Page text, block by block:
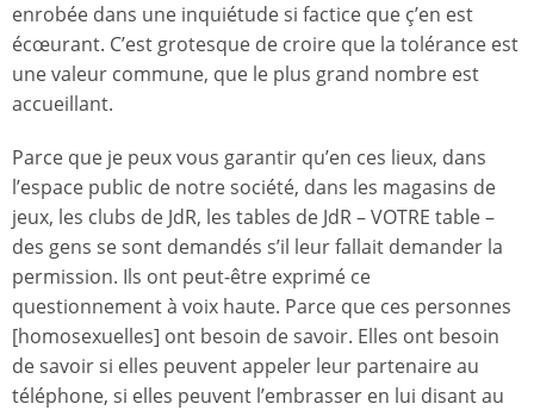
enrobée dans une inquiétude si factice que ç’en est
écœurant. C’est grotesque de croire que la tolérance est
une valeur commune, que le plus grand nombre est
accueillant.
Parce que je peux vous garantir qu’en ces lieux, dans
l’espace public de notre société, dans les magasins de
jeux, les clubs de JdR, les tables de JdR – VOTRE table –
des gens se sont demandés s’il leur fallait demander la
permission. Ils ont peut-être exprimé ce
questionnement à voix haute. Parce que ces personnes
[homosexuelles] ont besoin de savoir. Elles ont besoin
de savoir si elles peuvent appeler leur partenaire au
téléphone, si elles peuvent l’embrasser en lui disant au